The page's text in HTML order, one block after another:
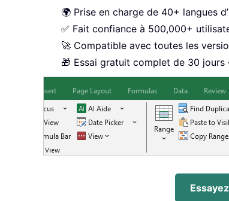
🌍 Prise en charge de 40+ langues
✅ Fait confiance à 500,000+
🚀 Compatible avec toutes les
🎁 Essai gratuit complet de 30